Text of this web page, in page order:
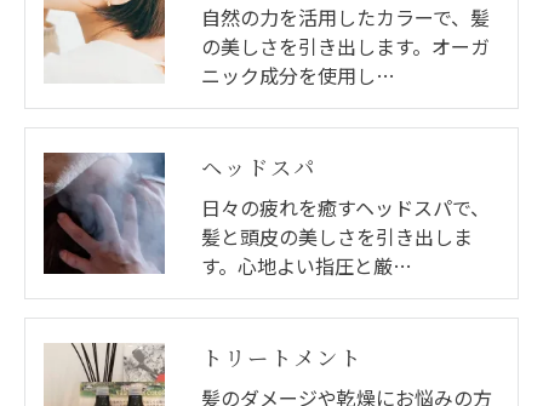
自然の力を活用したカラーで、髪
の美しさを引き出します。オーガ
ニック成分を使用し…
ヘッドスパ
日々の疲れを癒すヘッドスパで、
髪と頭皮の美しさを引き出しま
す。心地よい指圧と厳…
トリートメント
髪のダメージや乾燥にお悩みの方